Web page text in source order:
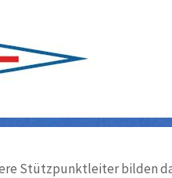
Stützpunktleiter bilden